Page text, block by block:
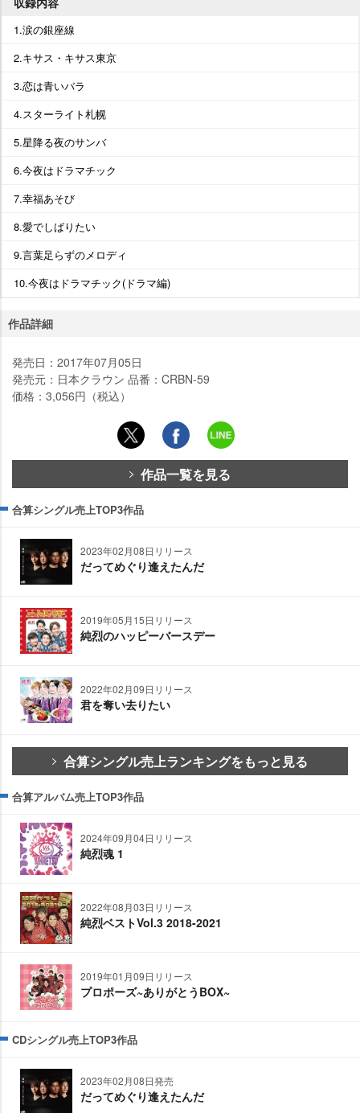
1.涙の銀座線
2.キサス・キサス東京
3.恋は青いバラ
4.スターライト札幌
5.星降る夜のサンバ
6.今夜はドラマチック
7.幸福あそび
8.愛でしばりたい
9.言葉足らずのメロディ
10.今夜はドラマチック(ドラマ編)
作品詳細
発売日：2017年07月05日
発売元：日本クラウン 品番：CRBN-59
価格：3,056円（税込）
作品一覧を見る
合算シングル売上TOP3作品
2023年02月08日リリース
だってめぐり逢えたんだ
2019年05月15日リリース
純烈のハッピーバースデー
2022年02月09日リリース
君を奪い去りたい
合算シングル売上ランキングをもっと見る
合算アルバム売上TOP3作品
2024年09月04日リリース
純烈魂 1
2022年08月03日リリース
純烈ベストVol.3 2018-2021
2019年01月09日リリース
プロポーズ~ありがとうBOX~
CDシングル売上TOP3作品
2023年02月08日発売
だってめぐり逢えたんだ